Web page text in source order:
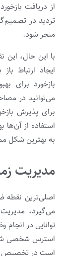
از دریافت
تردید در
منجر شود.
با این حال،
ایجاد ارتباط
بازخورد برای
می‌توانید در
برای پذیرش
استفاده از آن‌ها
به بهترین شکل
مدیریت
اصلی‌ترین
می‌گیرد،
توانایی در انجام
استرس شخصی
است در تخصیص